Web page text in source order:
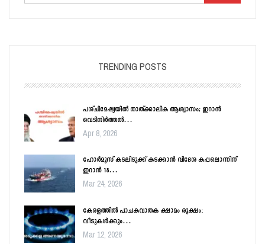
TRENDING POSTS
പശ്ചിമേഷ്യയിൽ താത്ക്കാലിക ആശ്വാസം; ഇറാൻ
വെടിനിർത്തൽ…
Apr 8, 2026
ഹോർമൂസ് കടലിടുക്ക് കടക്കാൻ വിദേശ കപ്പലൊന്നിന്
ഇറാൻ 18…
Mar 24, 2026
കേരളത്തിൽ പാചകവാതക ക്ഷാമം രൂക്ഷം:
വീടുകൾക്കും…
Mar 12, 2026